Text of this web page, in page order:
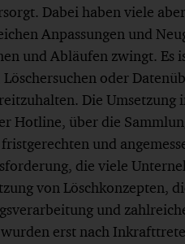
Dabei haben viele
Anpassungen und
und Abläufen zwingt. Es
oder
Die Umsetzung
Hotline, über die
und
die viele
von Löschkonzepten,
und
wurden erst nach